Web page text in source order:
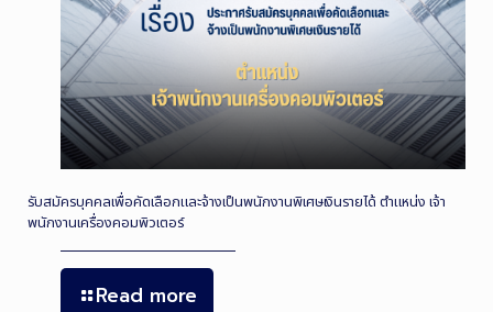
รับสมัครบุคคลเพื่อคัดเลือกและจ้างเป็นพนักงานพิเศษเงินรายได้ ตำแหน่ง เจ้า
พนักงานเครื่องคอมพิวเตอร์
Read more